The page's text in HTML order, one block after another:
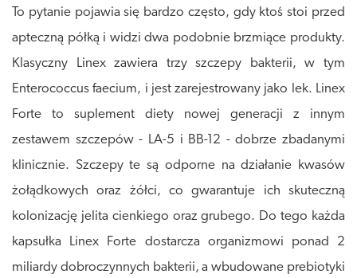
To pytanie pojawia się bardzo często, gdy ktoś stoi przed
apteczną półką i widzi dwa podobnie brzmiące produkty.
Klasyczny Linex zawiera trzy szczepy bakterii, w tym
Enterococcus faecium, i jest zarejestrowany jako lek. Linex
Forte to suplement diety nowej generacji z innym
zestawem szczepów - LA-5 i BB-12 - dobrze zbadanymi
klinicznie. Szczepy te są odporne na działanie kwasów
żołądkowych oraz żółci, co gwarantuje ich skuteczną
kolonizację jelita cienkiego oraz grubego. Do tego każda
kapsułka Linex Forte dostarcza organizmowi ponad 2
miliardy dobroczynnych bakterii, a wbudowane prebiotyki